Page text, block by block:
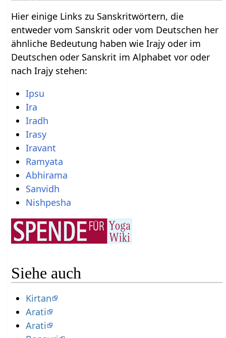
Hier einige Links zu Sanskritwörtern, die
entweder vom Sanskrit oder vom Deutschen her
ähnliche Bedeutung haben wie Irajy oder im
Deutschen oder Sanskrit im Alphabet vor oder
nach Irajy stehen:
Ipsu
Ira
Iradh
Irasy
Iravant
Ramyata
Abhirama
Sanvidh
Nishpesha
Siehe auch
Kirtan
Arati
Arati